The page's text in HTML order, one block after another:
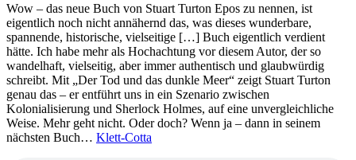
Wow – das neue Buch von Stuart Turton Epos zu nennen, ist
eigentlich noch nicht annähernd das, was dieses wunderbare,
spannende, historische, vielseitige […] Buch eigentlich verdient
hätte. Ich habe mehr als Hochachtung vor diesem Autor, der so
wandelhaft, vielseitig, aber immer authentisch und glaubwürdig
schreibt. Mit „Der Tod und das dunkle Meer“ zeigt Stuart Turton
genau das – er entführt uns in ein Szenario zwischen
Kolonialisierung und Sherlock Holmes, auf eine unvergleichliche
Weise. Mehr geht nicht. Oder doch? Wenn ja – dann in seinem
nächsten Buch… Klett-Cotta